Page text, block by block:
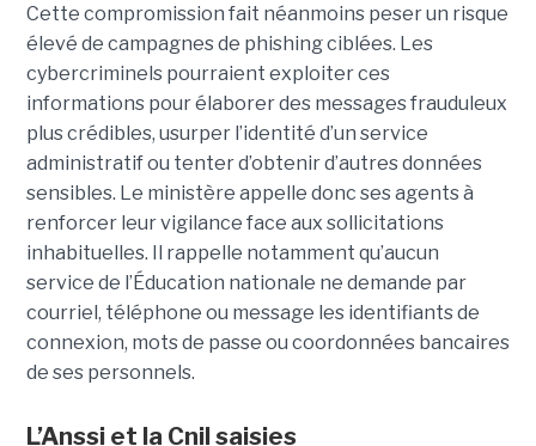
Cette compromission fait néanmoins peser un risque
élevé de campagnes de phishing ciblées. Les
cybercriminels pourraient exploiter ces
informations pour élaborer des messages frauduleux
plus crédibles, usurper l’identité d’un service
administratif ou tenter d’obtenir d’autres données
sensibles. Le ministère appelle donc ses agents à
renforcer leur vigilance face aux sollicitations
inhabituelles. Il rappelle notamment qu’aucun
service de l’Éducation nationale ne demande par
courriel, téléphone ou message les identifiants de
connexion, mots de passe ou coordonnées bancaires
de ses personnels.
L’Anssi et la Cnil saisies